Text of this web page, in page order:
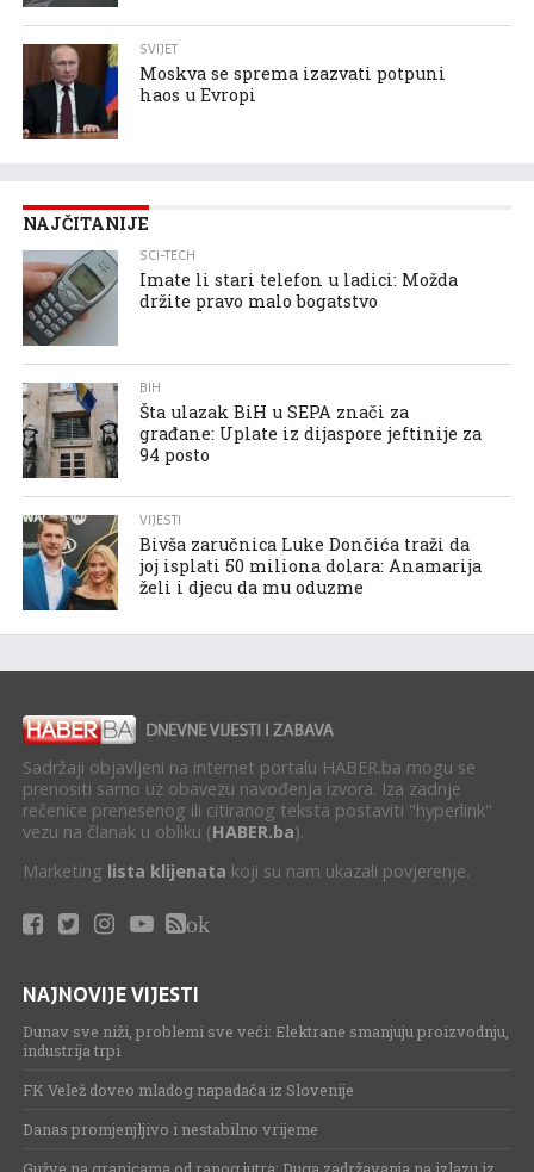
SVIJET
Moskva se sprema izazvati potpuni
haos u Evropi
NAJČITANIJE
SCI-TECH
Imate li stari telefon u ladici: Možda
držite pravo malo bogatstvo
BIH
Šta ulazak BiH u SEPA znači za
građane: Uplate iz dijaspore jeftinije za
94 posto
VIJESTI
Bivša zaručnica Luke Dončića traži da
joj isplati 50 miliona dolara: Anamarija
želi i djecu da mu oduzme
Sadržaji objavljeni na internet portalu HABER.ba mogu se
prenositi samo uz obavezu navođenja izvora. Iza zadnje
rečenice prenesenog ili citiranog teksta postaviti "hyperlink"
vezu na članak u obliku (HABER.ba).
Marketing lista klijenata koji su nam ukazali povjerenje.
ok
NAJNOVIJE VIJESTI
Dunav sve niži, problemi sve veći: Elektrane smanjuju proizvodnju,
industrija trpi
FK Velež doveo mladog napadača iz Slovenije
Danas promjenjljivo i nestabilno vrijeme